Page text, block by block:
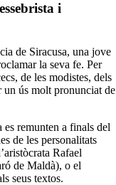
i
de Siracusa, una jove
la seva fe. Per
de les modistes, dels
un ús molt pronunciat de
es remunten a finals del
de les personalitats
Rafael
de Maldà), o el
seus textos.